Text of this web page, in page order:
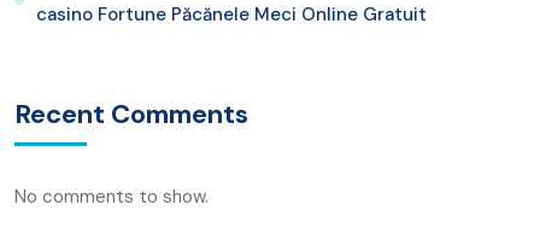
casino Fortune Păcănele Meci Online Gratuit
Recent Comments
No comments to show.